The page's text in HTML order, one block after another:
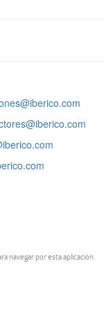
navegar por esta aplicación.